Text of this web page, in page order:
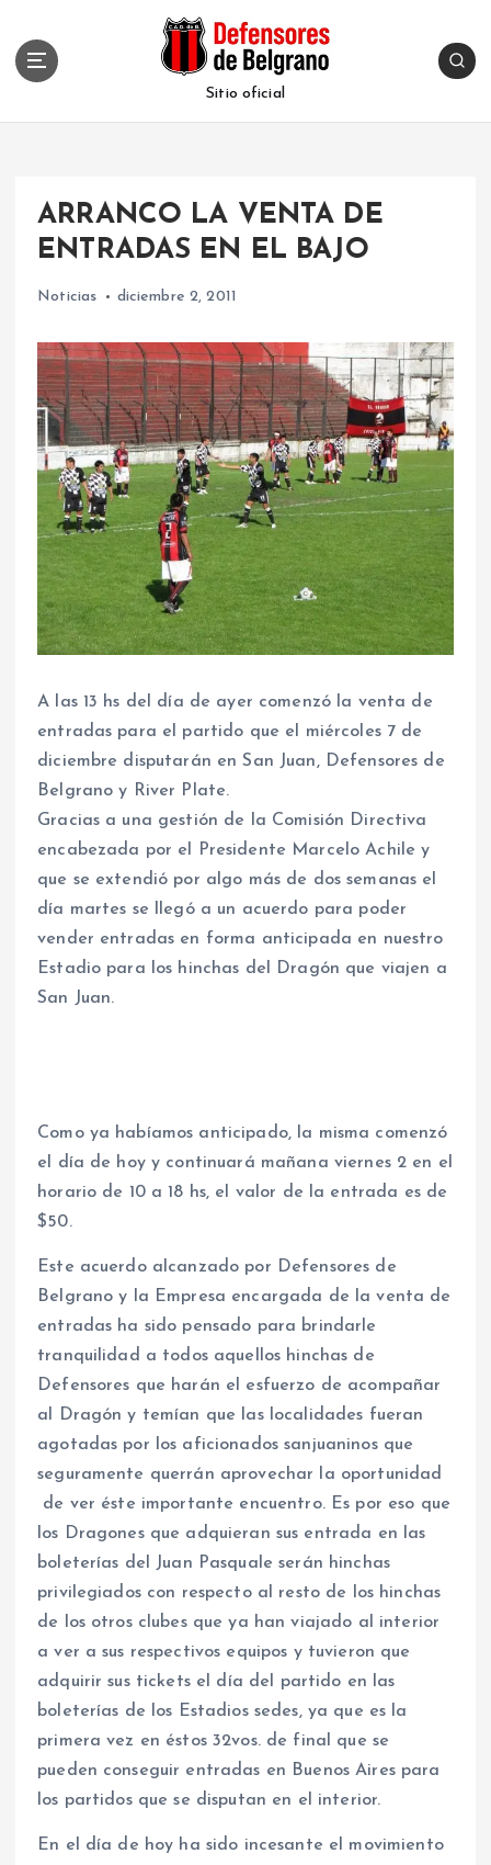
Sitio oficial
ARRANCO LA VENTA DE
ENTRADAS EN EL BAJO
Noticias diciembre 2, 2011
A las 13 hs del día de ayer comenzó la venta de
entradas para el partido que el miércoles 7 de
diciembre disputarán en San Juan, Defensores de
Belgrano y River Plate.
Gracias a una gestión de la Comisión Directiva
encabezada por el Presidente Marcelo Achile y
que se extendió por algo más de dos semanas el
día martes se llegó a un acuerdo para poder
vender entradas en forma anticipada en nuestro
Estadio para los hinchas del Dragón que viajen a
San Juan.
Como ya habíamos anticipado, la misma comenzó
el día de hoy y continuará mañana viernes 2 en el
horario de 10 a 18 hs, el valor de la entrada es de
$50.
Este acuerdo alcanzado por Defensores de
Belgrano y la Empresa encargada de la venta de
entradas ha sido pensado para brindarle
tranquilidad a todos aquellos hinchas de
Defensores que harán el esfuerzo de acompañar
al Dragón y temían que las localidades fueran
agotadas por los aficionados sanjuaninos que
seguramente querrán aprovechar la oportunidad
de ver éste importante encuentro. Es por eso que
los Dragones que adquieran sus entrada en las
boleterías del Juan Pasquale serán hinchas
privilegiados con respecto al resto de los hinchas
de los otros clubes que ya han viajado al interior
a ver a sus respectivos equipos y tuvieron que
adquirir sus tickets el día del partido en las
boleterías de los Estadios sedes, ya que es la
primera vez en éstos 32vos. de final que se
pueden conseguir entradas en Buenos Aires para
los partidos que se disputan en el interior.
En el día de hoy ha sido incesante el movimiento